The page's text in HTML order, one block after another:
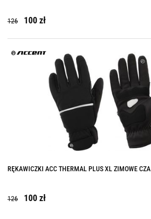
126 100 zł
RĘKAWICZKI ACC THERMAL PLUS XL ZIMOWE CZA
126 100 zł